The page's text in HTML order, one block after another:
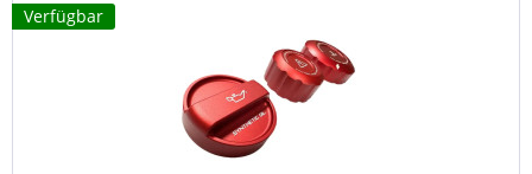
Verfügbar